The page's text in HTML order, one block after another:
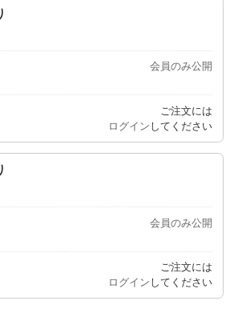
会員のみ公開
ご注文には
ログイン してください
会員のみ公開
ご注文には
ログイン してください